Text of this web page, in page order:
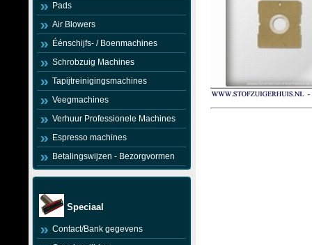
Pads
Air Blowers
Éénschijfs- / Boenmachines
Schrobzuig Machines
Tapijtreinigingsmachines
Veegmachines
Verhuur Professionele Machines
Espresso machines
Betalingswijzen - Bezorgvormen
Speciaal
Contact/Bank gegevens